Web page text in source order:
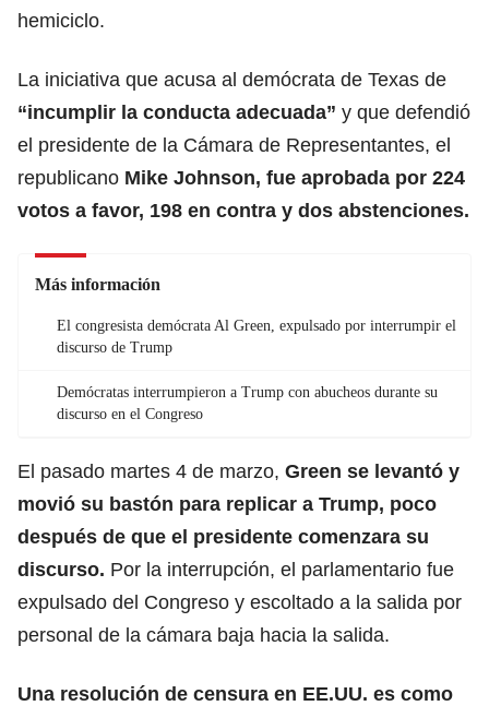
hemiciclo.
La iniciativa que acusa al demócrata de Texas de
“incumplir la conducta adecuada” y que defendió
el presidente de la Cámara de Representantes, el
republicano Mike Johnson, fue aprobada por 224
votos a favor, 198 en contra y dos abstenciones.
Más información
El congresista demócrata Al Green, expulsado por interrumpir el
discurso de Trump
Demócratas interrumpieron a Trump con abucheos durante su
discurso en el Congreso
El pasado martes 4 de marzo, Green se levantó y
movió su bastón para replicar a Trump, poco
después de que el presidente comenzara su
discurso. Por la interrupción, el parlamentario fue
expulsado del Congreso y escoltado a la salida por
personal de la cámara baja hacia la salida.
Una resolución de censura en EE.UU. es como